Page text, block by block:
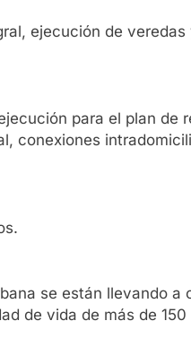
ejecución de
para el plan de
conexiones
se están llevando
de vida de más de